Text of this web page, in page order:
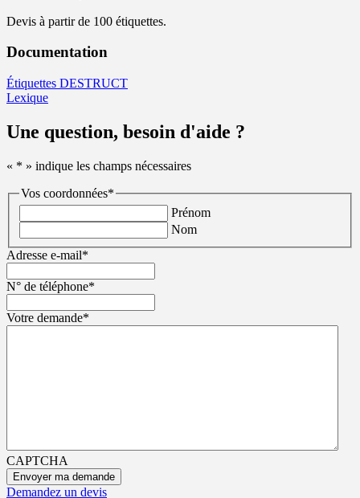
Devis à partir de 100 étiquettes.
Documentation
Étiquettes DESTRUCT
Lexique
Une question, besoin d'aide ?
« * » indique les champs nécessaires
Vos coordonnées*
Prénom
Nom
Adresse e-mail*
N° de téléphone*
Votre demande*
CAPTCHA
Demandez un devis